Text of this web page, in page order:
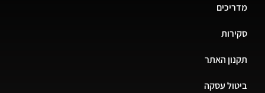
מדריכים
סקירות
תקנון האתר
ביטול עסקה